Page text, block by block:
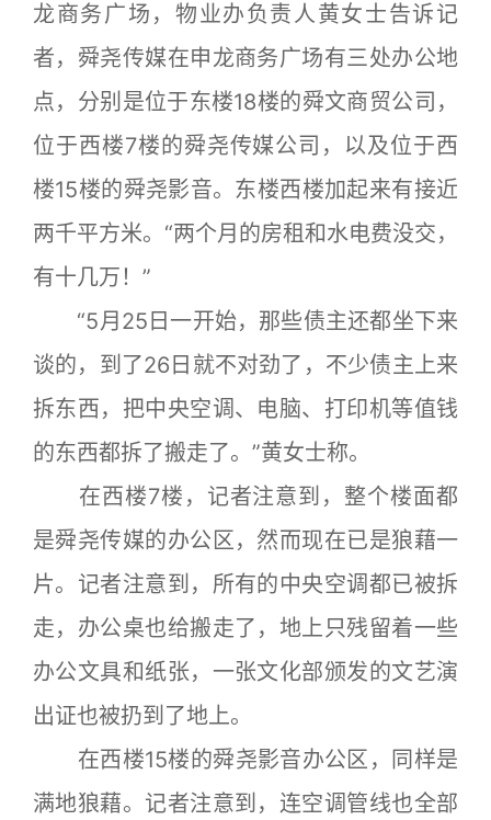
龙商务广场，物业办负责人黄女士告诉记
者，舜尧传媒在申龙商务广场有三处办公地
点，分别是位于东楼18楼的舜文商贸公司，
位于西楼7楼的舜尧传媒公司，以及位于西
楼15楼的舜尧影音。东楼西楼加起来有接近
两千平方米。“两个月的房租和水电费没交，
有十几万！”
“5月25日一开始，那些债主还都坐下来
谈的，到了26日就不对劲了，不少债主上来
拆东西，把中央空调、电脑、打印机等值钱
的东西都拆了搬走了。”黄女士称。
在西楼7楼，记者注意到，整个楼面都
是舜尧传媒的办公区，然而现在已是狼藉一
片。记者注意到，所有的中央空调都已被拆
走，办公桌也给搬走了，地上只残留着一些
办公文具和纸张，一张文化部颁发的文艺演
出证也被扔到了地上。
在西楼15楼的舜尧影音办公区，同样是
满地狼藉。记者注意到，连空调管线也全部